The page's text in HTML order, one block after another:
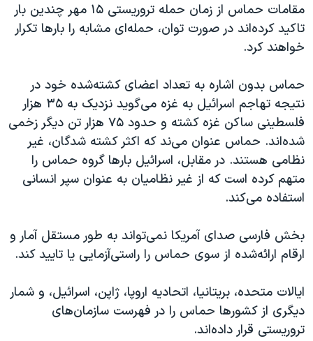
مقامات حماس از زمان حمله تروریستی ۱۵ مهر چندین بار
تاکید کرده‌اند در صورت توان، حمله‌ای مشابه را بارها تکرار
خواهند کرد.
حماس بدون اشاره به تعداد اعضای کشته‌شده خود در
نتیجه تهاجم اسرائیل به غزه می‌گوید نزدیک به ۳۵ هزار
فلسطینی ساکن غزه کشته و حدود ٧۵ هزار تن دیگر زخمی
شده‌اند. حماس عنوان می‌ند که اکثر کشته شدگان، غیر
نظامی هستند. در مقابل، اسرائیل بارها گروه حماس را
متهم کرده است که از غیر نظامیان به عنوان سپر انسانی
استفاده می‌کند.
بخش فارسی صدای آمریکا نمی‌تواند به طور مستقل آمار و
ارقام ارائه‌شده از سوی حماس را راستی‌آزمایی یا تایید کند.
ایالات متحده، بریتانیا، اتحادیه اروپا، ژاپن، اسرائیل، و شمار
دیگری از کشورها حماس را در فهرست سازمان‌های
تروریستی قرار داده‌‌اند.